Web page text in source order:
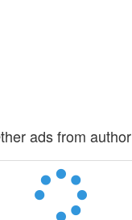
ads from author